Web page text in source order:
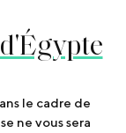
le cadre de
ne vous sera